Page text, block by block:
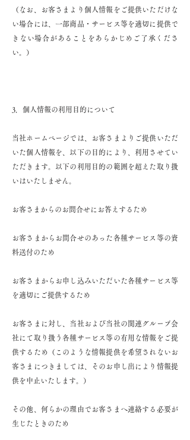
（なお、お客さまより個人情報をご提供いただけな
い場合には、一部商品・サービス等を適切に提供で
きない場合があることをあらかじめご了承くださ
い。）
3．個人情報の利用目的について
当社ホームページでは、お客さまよりご提供いただ
いた個人情報を、以下の目的により、利用させてい
ただきます。以下の利用目的の範囲を超えた取り扱
いはいたしません。
お客さまからのお問合せにお答えするため
お客さまからお問合せのあった各種サービス等の資
料送付のため
お客さまからお申し込みいただいた各種サービス等
を適切にご提供するため
お客さまに対し、当社および当社の関連グループ会
社にて取り扱う各種サービス等の有用な情報をご提
供するため（このような情報提供を希望されないお
客さまにつきましては、そのお申し出により情報提
供を中止いたします。）
その他、何らかの理由でお客さまへ連絡する必要が
生じたときのため